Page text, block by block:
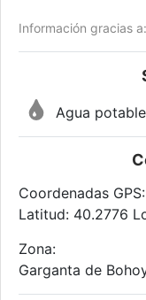
Información gracias a:
Agua potable
Coordenadas GPS:
Latitud: 40.2776
Zona:
Garganta de